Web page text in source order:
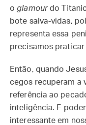
o glamourdo
bote salva-vidas,
representa essa
precisamos praticar
Então, quando
cegos recuperam a
referência ao
inteligência. E
interessante em